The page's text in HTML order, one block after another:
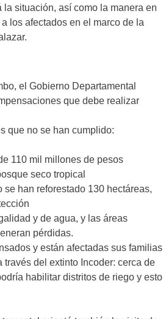
situación, así como la manera en
los afectados en el marco de la
el Gobierno Departamental
que debe realizar
que no se han cumplido:
110 mil millones de pesos
seco tropical
han reforestado 130 hectáreas,
y de agua, y las áreas
pérdidas.
y están afectadas sus familias
del extinto Incoder: cerca de
habilitar distritos de riego y esto